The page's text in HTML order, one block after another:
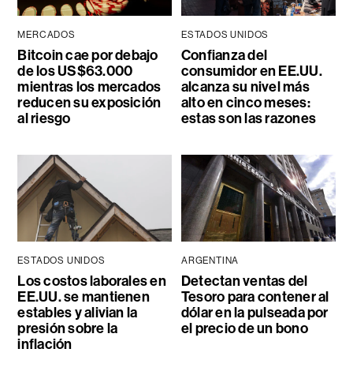
MERCADOS
Bitcoin cae por debajo
de los US$63.000
mientras los mercados
reducen su exposición
al riesgo
ESTADOS UNIDOS
Confianza del
consumidor en EE.UU.
alcanza su nivel más
alto en cinco meses:
estas son las razones
ESTADOS UNIDOS
Los costos laborales en
EE.UU. se mantienen
estables y alivian la
presión sobre la
inflación
ARGENTINA
Detectan ventas del
Tesoro para contener al
dólar en la pulseada por
el precio de un bono